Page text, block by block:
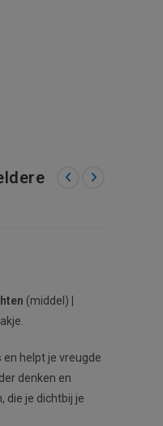
(middel)
helpt je vreugde
denken en
die je dichtbij je